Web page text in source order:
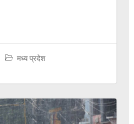
मध्य प्रदेश